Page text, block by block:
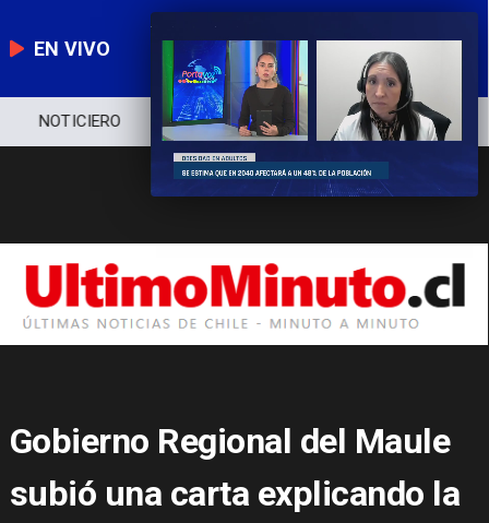
EN VIVO
NOTICIERO POLÍTICA ECONOMÍA
Gobierno Regional del Maule
subió una carta explicando la